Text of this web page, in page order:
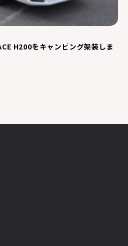
H200をキャンピング架装しま